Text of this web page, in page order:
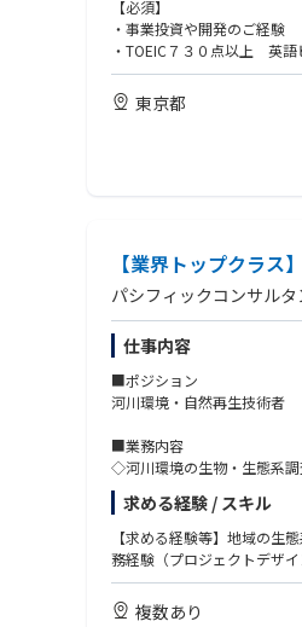
・投資案件の財務分析・財務
・DCF、NPV、IRR等による
・投資委員会・経営会議資料
・デューデリジェンス支援
■ブラジルにおけるグリーン
ブラジルの窒素肥料の輸入
■インドネシアにおけるエ
エビはインドネシアの海産
しかしながら、養殖池の水
そこで日本の高度技術を用
今後も積極的に事業投資を
オリエンタルコンサルタ
≪海外専門・開発コンサル
長年にわたり培ってきたノ
主なクライアントは各国政
まだまだ受注残のプロジェ
【必須】
・事業投資や開発のご経験
・TOEIC７３０点以上 英語
東京都
【業界トップクラス
パシフィックコンサルタ
仕事内容
■ポジション
河川環境・自然再生技術者
■業務内容
◇河川環境の生物・生態系
◇森林・里山・沿岸域（藻場
◇グリーンインフラ等NbS計
これらのガイドライン作成
求める経験 / スキル
【求める経験等】地域の生
務経験（プロジェクトデザ
複数あり